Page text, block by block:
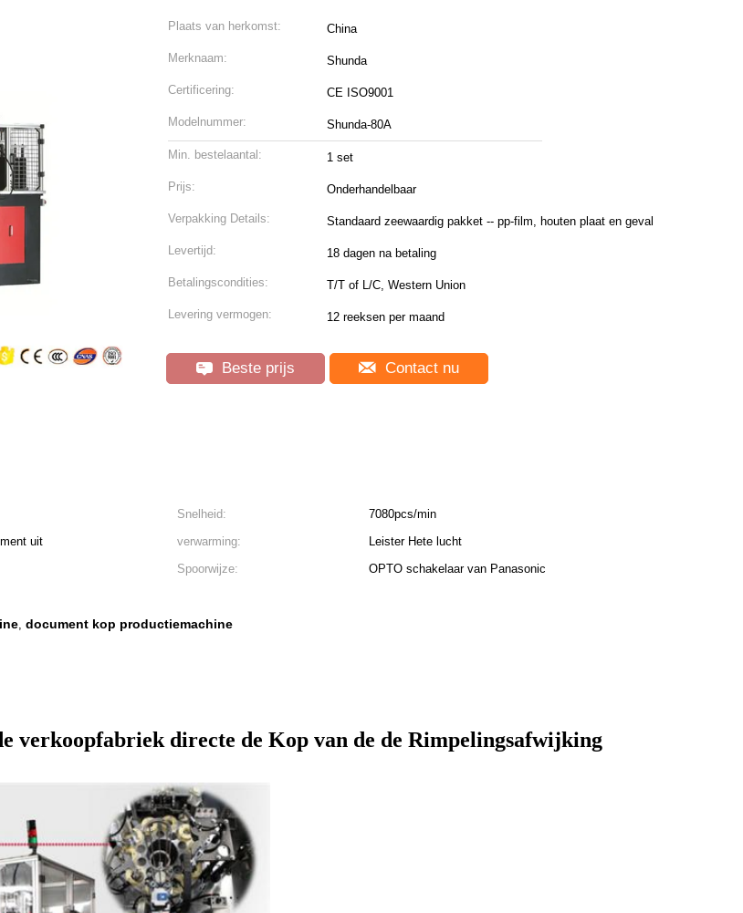
Plaats van herkomst: China
Merknaam: Shunda
Certificering: CE ISO9001
Modelnummer: Shunda-80A
Min. bestelaantal: 1 set
Prijs: Onderhandelbaar
Verpakking Details: Standaard zeewaardig pakket -- pp-film, houten plaat en geval
Levertijd: 18 dagen na betaling
Betalingscondities: T/T of L/C, Western Union
Levering vermogen: 12 reeksen per maand
Beste prijs Contact nu
Snelheid:
7080pcs/min
uit verwarming:
Leister Hete lucht
Spoorwijze:
OPTO schakelaar van Panasonic
, document kop productiemachine
verkoopfabriek directe de Kop van de de Rimpelingsafwijking